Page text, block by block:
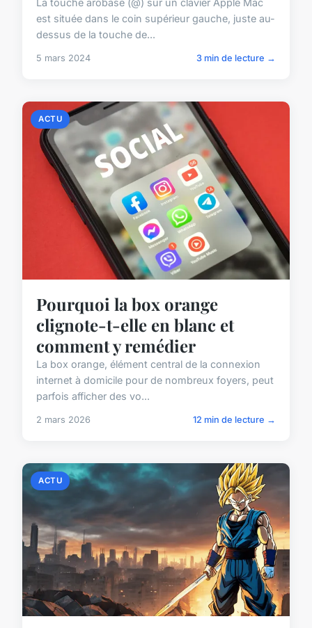
La touche arobase (@) sur un clavier Apple Mac
est située dans le coin supérieur gauche, juste au-
dessus de la touche de...
5 mars 2024 3 min de lecture →
ACTU
Pourquoi la box orange
clignote-t-elle en blanc et
comment y remédier
La box orange, élément central de la connexion
internet à domicile pour de nombreux foyers, peut
parfois afficher des vo...
2 mars 2026 12 min de lecture →
ACTU